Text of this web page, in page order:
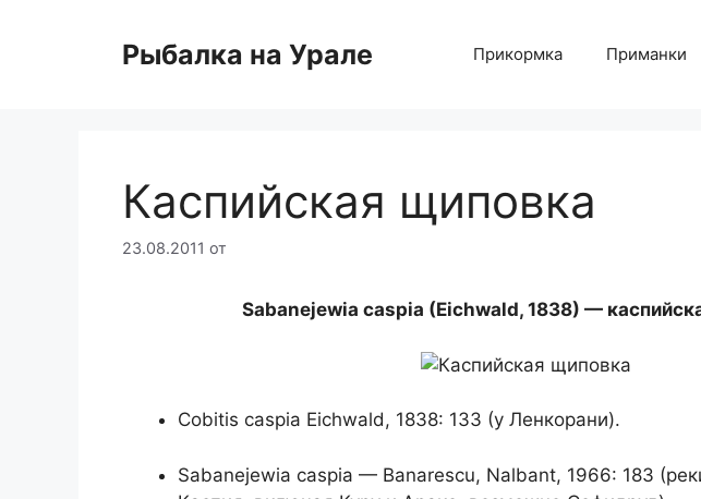
содержимомуРыбалка на Урале Прикормка Приманки
Каспийская щиповка
23.08.2011 от
Sabanejewia caspia (Eichwald, 1838) —
Cobitis caspia Eichwald, 1838: 133 (у Ленкорани).
Sabanejewia caspia — Banarescu, Nalbant, 1966: 183